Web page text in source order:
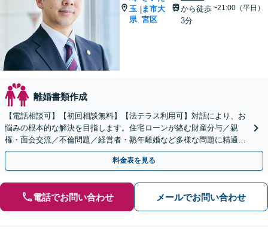
玉
県
|ま市大
宮区
から徒歩
3分
~21:00（平日）
離婚書類作成
【電話相談可】【初回相談無料】【法テラス利用可】対話により、お
悩みの根本的な解決を目指します。住宅ローンが絡む財産分与／親
権・面会交流／不倫問題／経営者・熟年離婚など多様な問題に精通。
協議・調停・裁判の実績多数あり【完全個室】【大宮駅3分】
料金表を見る
電話でお問い合わせ メールでお問い合わせ